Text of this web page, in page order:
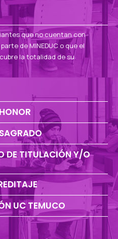
que no cuentan con
de MINEDUC o que el
la totalidad de su
DE TITULACIÓN Y/O
UC TEMUCO